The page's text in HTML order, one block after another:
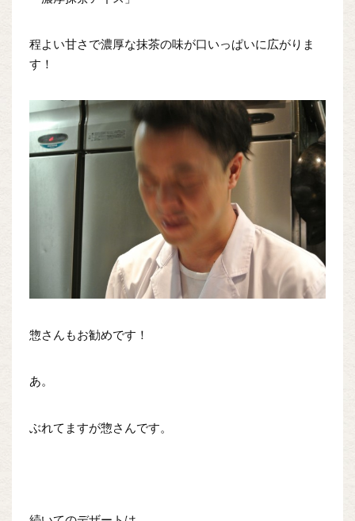
程よい甘さで濃厚な抹茶の味が口いっぱいに広がりま
す！
惣さんもお勧めです！
あ。
ぶれてますが惣さんです。